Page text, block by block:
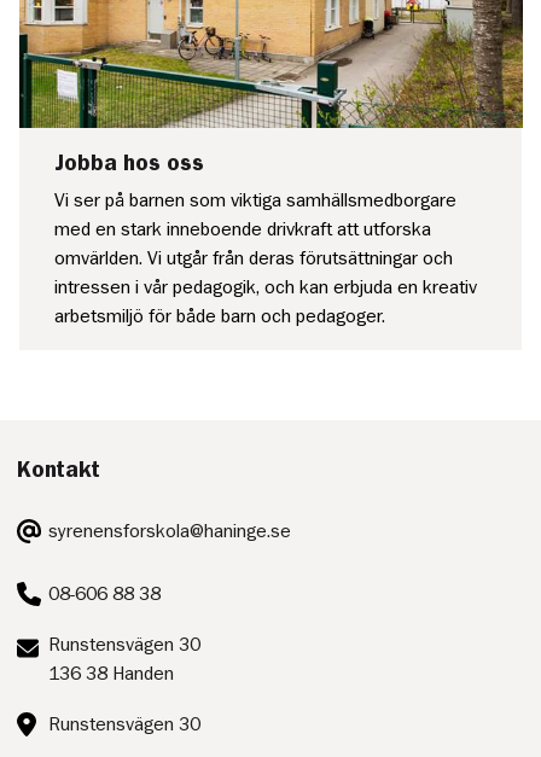
Jobba hos oss
Vi ser på barnen som viktiga samhällsmedborgare
med en stark inneboende drivkraft att utforska
omvärlden. Vi utgår från deras förutsättningar och
intressen i vår pedagogik, och kan erbjuda en kreativ
arbetsmiljö för både barn och pedagoger.
Kontakt
E-
post:
syrenensforskola@haninge.se
Telefon:
08-606 88 38
Postadress:
Runstensvägen 30
136 38 Handen
Besöksadress:
Runstensvägen 30